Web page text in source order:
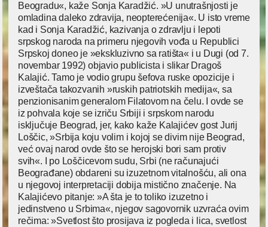
Beogradu«, kaže Sonja Karadžić. »U unutrašnjosti je
omladina daleko zdravija, neopterećenija«. U isto vreme
kad i Sonja Karadžić, kazivanja o zdravlju i lepoti
srpskog naroda na primeru njegovih vođa u Republici
Srpskoj doneo je »ekskluzivno sa ratišta« i u Dugi (od 7.
novembar 1992) objavio publicista i slikar Dragoš
Kalajić. Tamo je vodio grupu šefova ruske opozicije i
izveštača takozvanih »ruskih patriotskih medija«, sa
penzionisanim generalom Filatovom na čelu. I ovde se
iz pohvala koje se izriču Srbiji i srpskom narodu
isključuje Beograd, jer, kako kaže Kalajićev gost Jurij
Loščic, »Srbija koju volim i kojoj se divim nije Beograd,
već ovaj narod ovde što se herojski bori sam protiv
svih«. I po Loščicevom sudu, Srbi (ne računajući
Beograđane) obdareni su izuzetnom vitalnošću, ali ona
u njegovoj interpretaciji dobija mistično značenje. Na
Kalajićevo pitanje: »A šta je to toliko izuzetno i
jedinstveno u Srbima«, njegov sagovornik uzvraća ovim
rečima: »Svetlost što prosijava iz pogleda i lica, svetlost